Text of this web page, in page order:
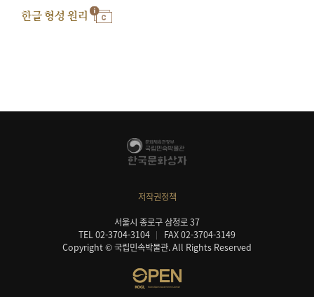
한글 형성 원리
저작권정책
서울시 종로구 삼청로 37
TEL 02-3704-3104
FAX 02-3704-3149
Copyright © 국립민속박물관. All Rights Reserved